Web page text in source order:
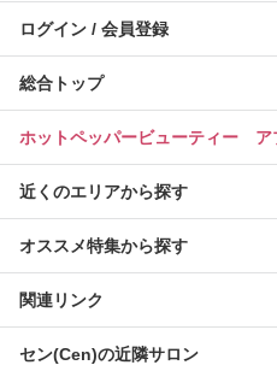
ログイン / 会員登録
総合トップ
ホットペッパービューティー ア
近くのエリアから探す
オススメ特集から探す
関連リンク
セン(Cen)の近隣サロン